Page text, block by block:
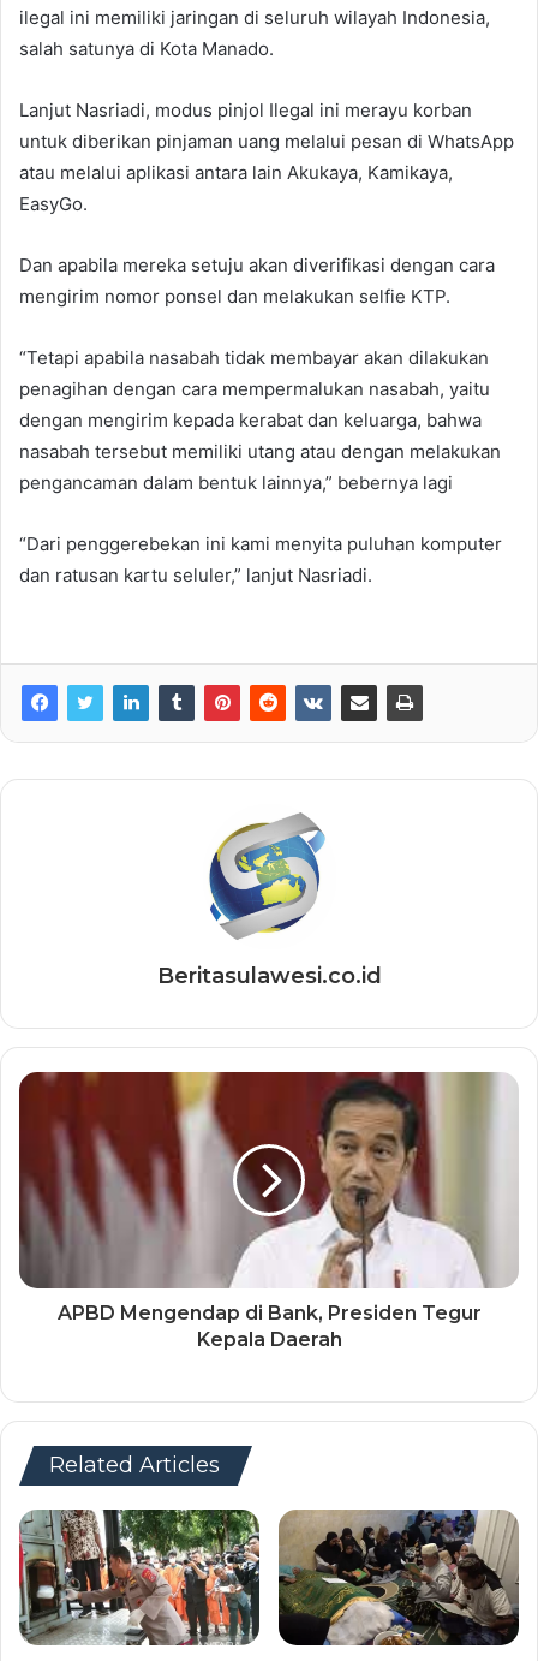
ilegal ini memiliki jaringan di seluruh wilayah Indonesia,
salah satunya di Kota Manado.
Lanjut Nasriadi, modus pinjol Ilegal ini merayu korban
untuk diberikan pinjaman uang melalui pesan di WhatsApp
atau melalui aplikasi antara lain Akukaya, Kamikaya,
EasyGo.
Dan apabila mereka setuju akan diverifikasi dengan cara
mengirim nomor ponsel dan melakukan selfie KTP.
“Tetapi apabila nasabah tidak membayar akan dilakukan
penagihan dengan cara mempermalukan nasabah, yaitu
dengan mengirim kepada kerabat dan keluarga, bahwa
nasabah tersebut memiliki utang atau dengan melakukan
pengancaman dalam bentuk lainnya,” bebernya lagi
“Dari penggerebekan ini kami menyita puluhan komputer
dan ratusan kartu seluler,” lanjut Nasriadi.
Beritasulawesi.co.id
APBD Mengendap di Bank, Presiden Tegur
Kepala Daerah
Related Articles